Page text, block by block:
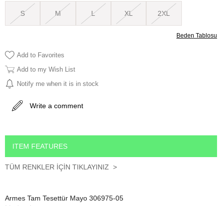
S M L XL 2XL
Beden Tablosu
Add to Favorites
Add to my Wish List
Notify me when it is in stock
Write a comment
ITEM FEATURES
TÜM RENKLER İÇİN TIKLAYINIZ >
Armes Tam Tesettür Mayo 306975-05